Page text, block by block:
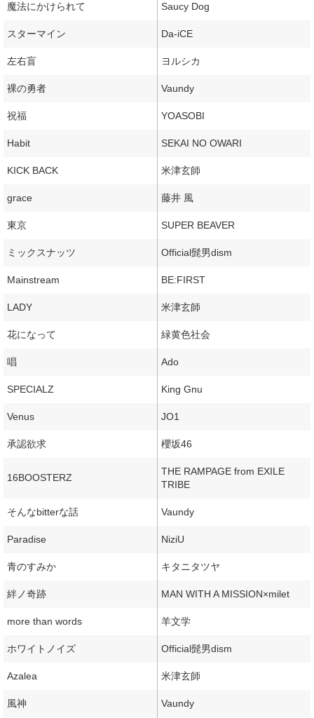
魔法にかけられて Saucy Dog
スターマイン Da-iCE
左右盲 ヨルシカ
裸の勇者 Vaundy
祝福 YOASOBI
Habit SEKAI NO OWARI
KICK BACK 米津玄師
grace 藤井 風
東京 SUPER BEAVER
ミックスナッツ Official髭男dism
Mainstream BE:FIRST
LADY 米津玄師
花になって 緑黄色社会
唱 Ado
SPECIALZ King Gnu
Venus JO1
承認欲求 櫻坂46
16BOOSTERZ
THE RAMPAGE from EXILE
TRIBE
そんなbitterな話 Vaundy
Paradise NiziU
青のすみか キタニタツヤ
絆ノ奇跡 MAN WITH A MISSION×milet
more than words 羊文学
ホワイトノイズ Official髭男dism
Azalea 米津玄師
風神 Vaundy